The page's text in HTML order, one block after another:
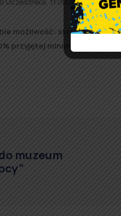
możliwość: skrócenia
przyjętej minimalnej liczby
muzeum